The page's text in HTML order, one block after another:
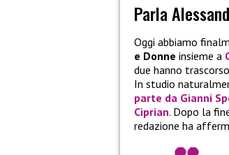
Parla
Oggi abbiamo
e Donne insieme a
due hanno
In studio
parte da Gianni
Ciprian. Dopo la
redazione ha